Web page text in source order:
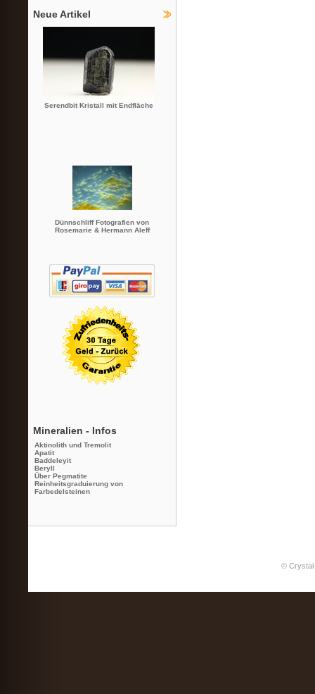
Neue Artikel
Serendbit Kristall mit Endfläche
Dünnschliff Fotografien von
Rosemarie & Hermann Aleff
Mineralien - Infos
Aktinolith und Tremolit
Apatit
Baddeleyit
Beryll
Über Pegmatite
Reinheitsgraduierung von
Farbedelsteinen
©